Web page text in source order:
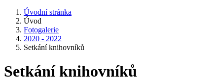
Úvodní stránka
Úvod
Fotogalerie
2020 - 2022
Setkání knihovníků
Setkání knihovníků